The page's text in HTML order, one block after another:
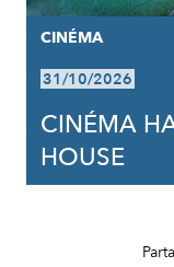
CINÉMA
31/10/2026
CINÉMA
HOUSE